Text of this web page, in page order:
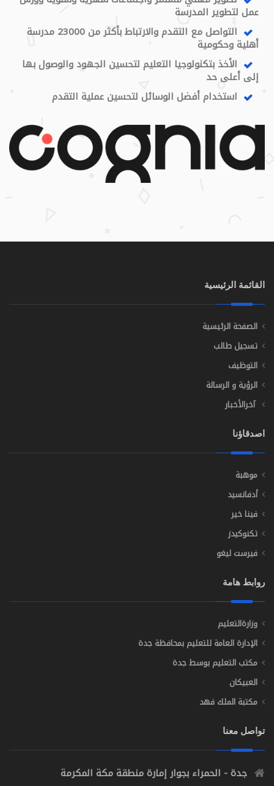
عمل لتطوير المدرسة
التواصل مع التقدم والارتباط بأكثر من 23000 مدرسة
أهلية وحكومية
الأخذ بتكنولوجيا التعليم لتحسين الجهود والوصول بها
إلى أعلى حد
استخدام أفضل الوسائل لتحسين عملية التقدم
القائمة الرئيسية
الصفحة الرئيسية
تسجيل طالب
التوظيف
الرؤية و الرسالة
آخرالأخبار
اصدقاؤنا
موهبة
أدفانسيد
فينا خير
تكنوكيدز
فيرست ليغو
روابط هامة
وزارةالتعليم
الإدارة العامة للتعليم بمحافظة جدة
مكتب التعليم بوسط جدة
العبيكان
مكتبة الملك فهد
تواصل معنا
جدة - الحمراء بجوار إمارة منطقة مكة المكرمة